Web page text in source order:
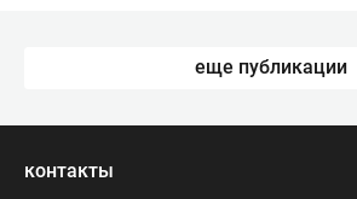
еще публикации
контакты